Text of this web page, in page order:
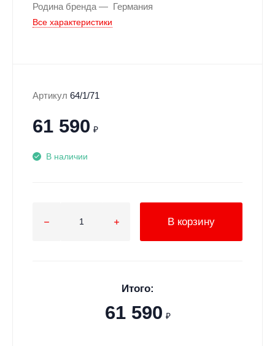
Родина бренда
Германия
Все характеристики
Артикул 64/1/71
61 590 ₽
В наличии
В корзину
Итого:
61 590 ₽